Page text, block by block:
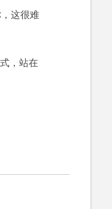
这很难
，站在